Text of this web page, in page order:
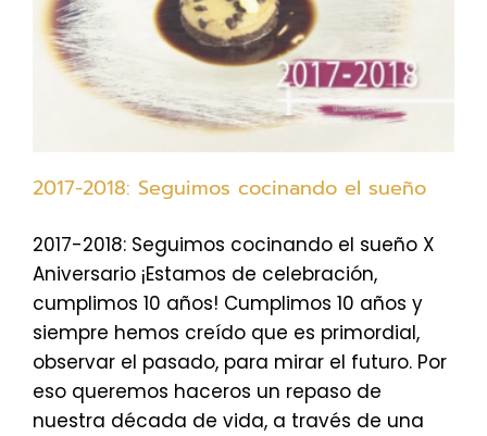
2017-2018: Seguimos cocinando el sueño
2017-2018: Seguimos cocinando el sueño X
Aniversario ¡Estamos de celebración,
cumplimos 10 años! Cumplimos 10 años y
siempre hemos creído que es primordial,
observar el pasado, para mirar el futuro. Por
eso queremos haceros un repaso de
nuestra década de vida, a través de una